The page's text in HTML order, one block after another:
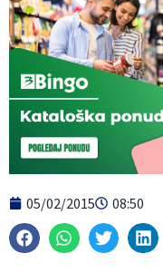
05/02/2015 08:50